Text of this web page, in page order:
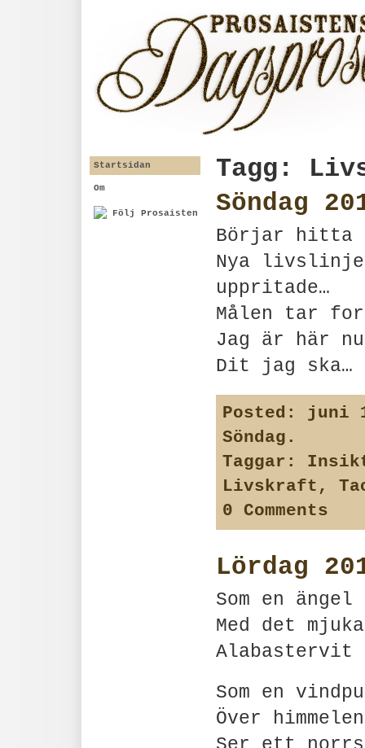
Startsidan
Om
Följ Prosaisten
Tagg:
Söndag
Börjar hitta
Nya
uppritade…
Målen tar
Jag är här
Dit jag ska…
Posted:
juni
Söndag .
Taggar:
Livskraft ,
0 Comments
Lördag
Som en ängel
Med det mjuka
Alabastervit
Som en
Över himmelen